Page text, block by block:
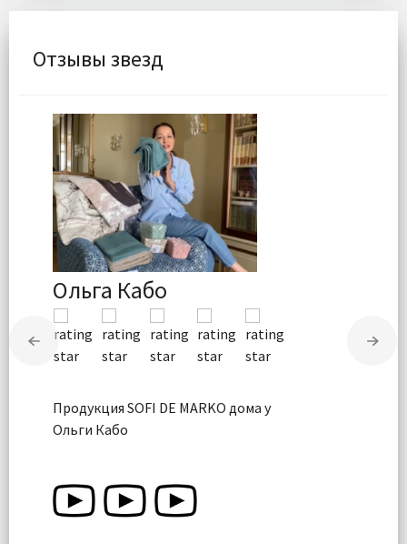
Отзывы звезд
Ольга Кабо
Продукция SOFI DE MARKO дома у
Ольги Кабо